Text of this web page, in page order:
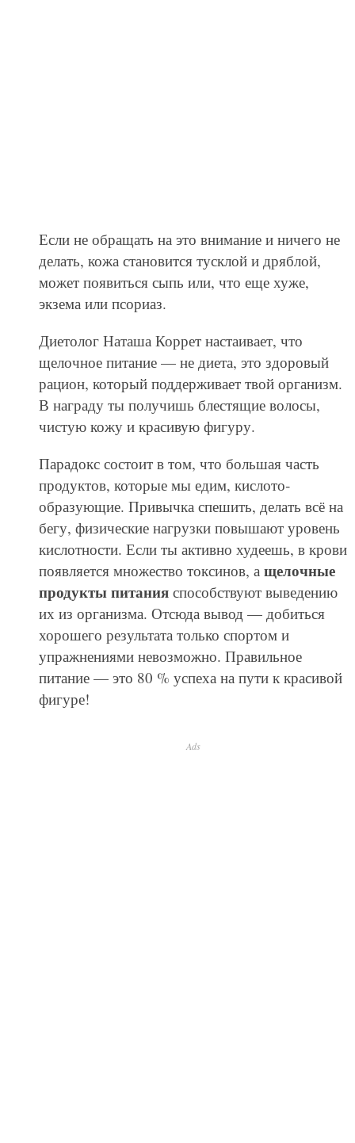
Если не обращать на это внимание и ничего не
делать, кожа становится тусклой и дряблой,
может появиться сыпь или, что еще хуже,
экзема или псориаз.
Диетолог Наташа Коррет настаивает, что
щелочное питание — не диета, это здоровый
рацион, который поддерживает твой организм.
В награду ты получишь блестящие волосы,
чистую кожу и красивую фигуру.
Парадокс состоит в том, что большая часть
продуктов, которые мы едим, кислото­
образующие. Привычка спешить, делать всё на
бегу, физические нагрузки повышают уровень
кислотности. Если ты активно худеешь, в крови
появляется множество токсинов, а щелочные
продукты питанияспособствуют выведению
их из организма. Отсюда вывод — добиться
хорошего результата только спортом и
упражнениями невозможно. Правильное
питание — это 80 % успеха на пути к красивой
фигуре!
Ads